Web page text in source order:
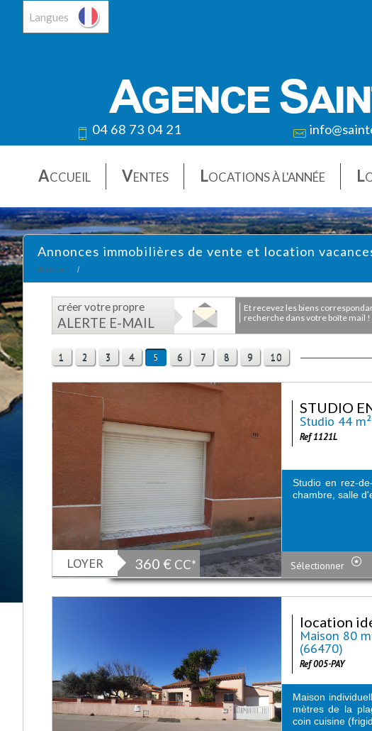
Langues
04 68 73 04 21
ACCUEIL VENTES LOCATIONS À L'ANNÉE L
Annonces immobilières de vente et location
Accueil
créer votre propre
ALERTE E-MAIL
et recevez les biens correspondants à votre
recherche dans votre boîte mail !
1 2 3 4 5 6 7 8 9 10
LOYER 360 € CC*
STUDIO
Studio 44
Ref 1121L
Studio en rez-
chambre, salle
Sélectionner
location
Maison 80
(66470)
Ref 005-PAY
Maison
mètres de la
coin cuisine